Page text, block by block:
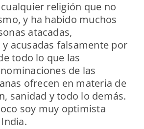
religión que no
y ha habido muchos
atacadas,
y acusadas falsamente por
todo lo que las
de las
ofrecen en materia de
sanidad y todo lo demás.
soy muy optimista